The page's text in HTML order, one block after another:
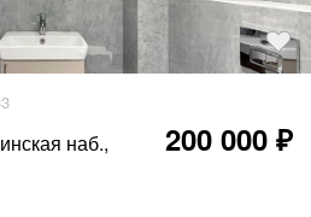
наб.,
200 000 ₽